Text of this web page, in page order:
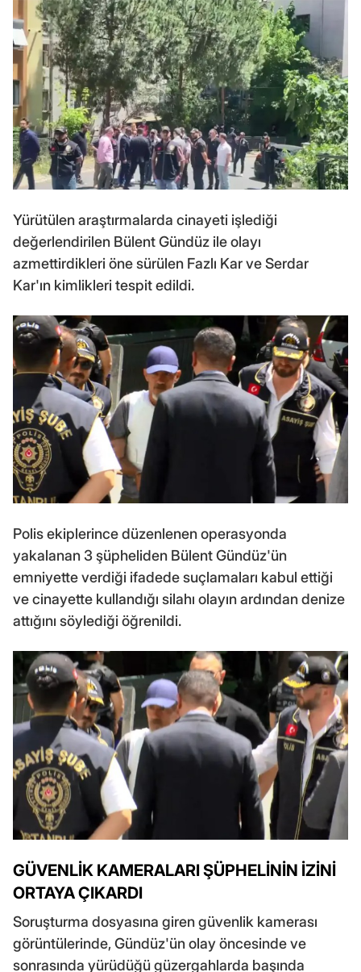
Yürütülen araştırmalarda cinayeti işlediği
değerlendirilen Bülent Gündüz ile olayı
azmettirdikleri öne sürülen Fazlı Kar ve Serdar
Kar'ın kimlikleri tespit edildi.
Polis ekiplerince düzenlenen operasyonda
yakalanan 3 şüpheliden Bülent Gündüz'ün
emniyette verdiği ifadede suçlamaları kabul ettiği
ve cinayette kullandığı silahı olayın ardından denize
attığını söylediği öğrenildi.
GÜVENLİK KAMERALARI ŞÜPHELİNİN İZİNİ
ORTAYA ÇIKARDI
Soruşturma dosyasına giren güvenlik kamerası
görüntülerinde, Gündüz'ün olay öncesinde ve
sonrasında yürüdüğü güzergahlarda başında